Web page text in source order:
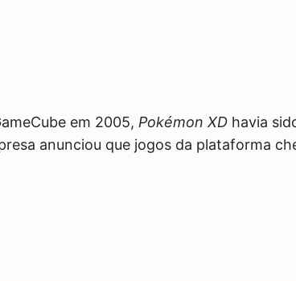
em 2005, Pokémon XD havia
anunciou que jogos da plataforma